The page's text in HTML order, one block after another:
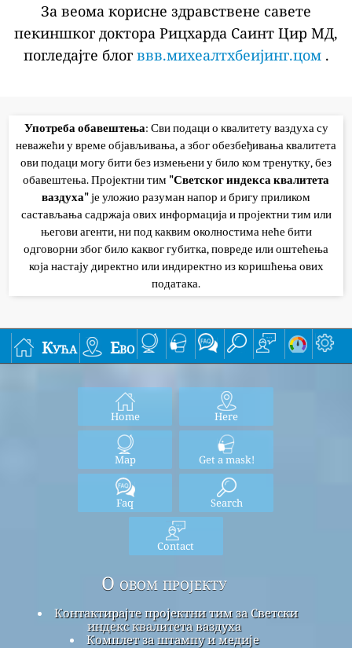
За веома корисне здравствене савете
пекиншког доктора Рицхарда Саинт Цир МД,
погледајте блог ввв.михеалтхбеијинг.цом.
Употреба обавештења: Сви подаци о квалитету ваздуха су
неважећи у време објављивања, а због обезбеђивања квалитета
ови подаци могу бити без измењени у било ком тренутку, без
обавештења. Пројектни тим "Светског индекса квалитета
ваздуха"је уложио разуман напор и бригу приликом
састављања садржаја ових информација и пројектни тим или
његови агенти, ни под каквим околностима неће бити
одговорни због било каквог губитка, повреде или оштећења
која настају директно или индиректно из коришћења ових
података.
Кућа Ево
Home Here
Map Get a mask!
Faq Search
Contact
О овом пројекту
Контактирајте пројектни тим за Светски
индекс квалитета ваздуха
Комплет за штампу и медије